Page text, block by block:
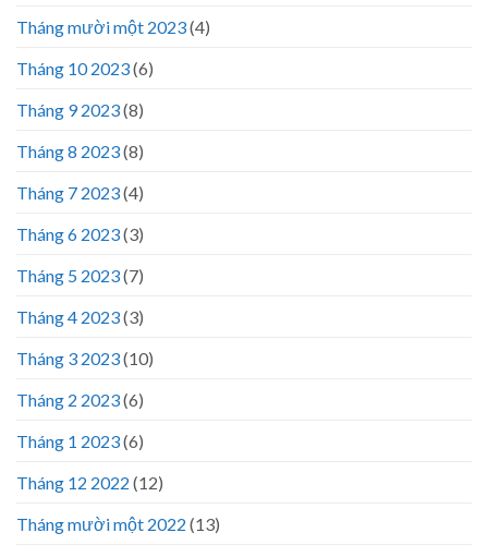
Tháng mười một 2023(4)
Tháng 10 2023(6)
Tháng 9 2023(8)
Tháng 8 2023(8)
Tháng 7 2023(4)
Tháng 6 2023(3)
Tháng 5 2023(7)
Tháng 4 2023(3)
Tháng 3 2023(10)
Tháng 2 2023(6)
Tháng 1 2023(6)
Tháng 12 2022 (12)
Tháng mười một 2022 (13)